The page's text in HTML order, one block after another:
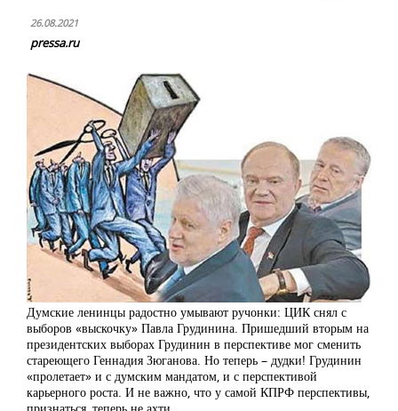
26.08.2021
pressa.ru
Думские ленинцы радостно умывают ручонки: ЦИК снял с
выборов «выскочку» Павла Грудинина. Пришедший вторым на
президентских выборах Грудинин в перспективе мог сменить
стареющего Геннадия Зюганова. Но теперь – дудки! Грудинин
«пролетает» и с думским мандатом, и с перспективой
карьерного роста. И не важно, что у самой КПРФ перспективы,